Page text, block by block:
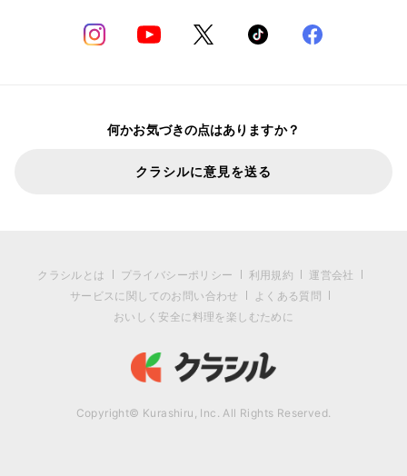
何かお気づきの点はありますか？
クラシルに意見を送る
クラシルとは プライバシーポリシー 利用規約
運営会社
サービスに関してのお問い合わせ
よくある質問
おいしく安全に料理を楽しむために
Copyright© Kurashiru, Inc. All Rights Reserved.